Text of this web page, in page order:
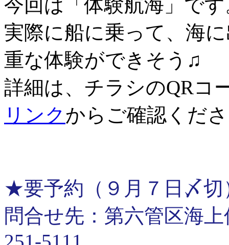
今回は「体験航海」で
実際に船に乗って、海
重な体験ができそう♫
詳細は、チラシのQRコ
リンクからご確認くだ
★要予約（９月７日〆切
問合せ先：第六管区海